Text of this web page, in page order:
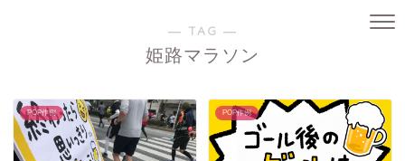
― TAG ―
姫路マラソン
POP作例 POP作例